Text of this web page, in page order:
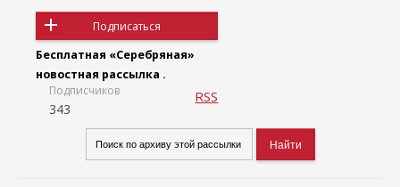
Подписаться
Бесплатная «Серебряная»
новостная рассылка .
Подписчиков
343
RSS